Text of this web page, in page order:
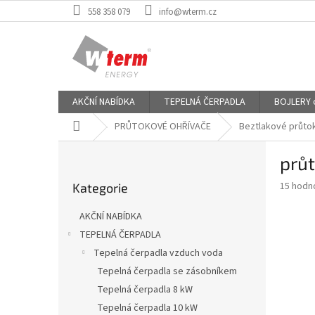
na
558 358 079 info@wterm.cz
AKČNÍ NABÍDKA TEPELNÁ ČERPADLA
Domů PRŮTOKOVÉ OHŘÍVAČE Beztlakové
kategorie
Kategorie
AKČNÍ NABÍDKA
TEPELNÁ ČERPADLA
Tepelná čerpadla vzduch voda
Tepelná čerpadla se zásobníkem
Tepelná čerpadla 8 kW
Tepelná čerpadla 10 kW
15